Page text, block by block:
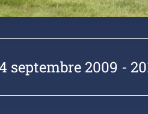
septembre 2009 -